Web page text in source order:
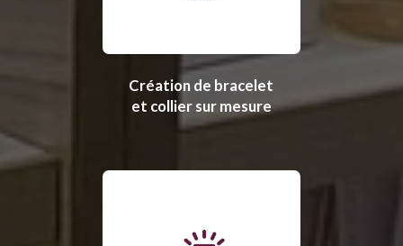
Création de bracelet
et collier sur mesure